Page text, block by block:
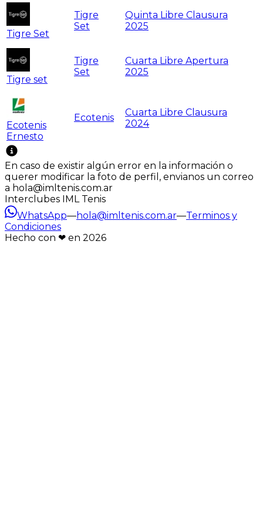
Tigre Set
Tigre
Set
Quinta Libre Clausura
2025
Tigre set
Tigre
Set
Cuarta Libre Apertura
2025
Ecotenis
Ernesto
Ecotenis
Cuarta Libre Clausura
2024
En caso de existir algún error en la información o
querer modificar la foto de perfil, envianos un correo
a hola@imltenis.com.ar
Interclubes IML Tenis
WhatsApp—hola@imltenis.com.ar—Terminos y
Condiciones
Hecho con ❤︎ en 2026